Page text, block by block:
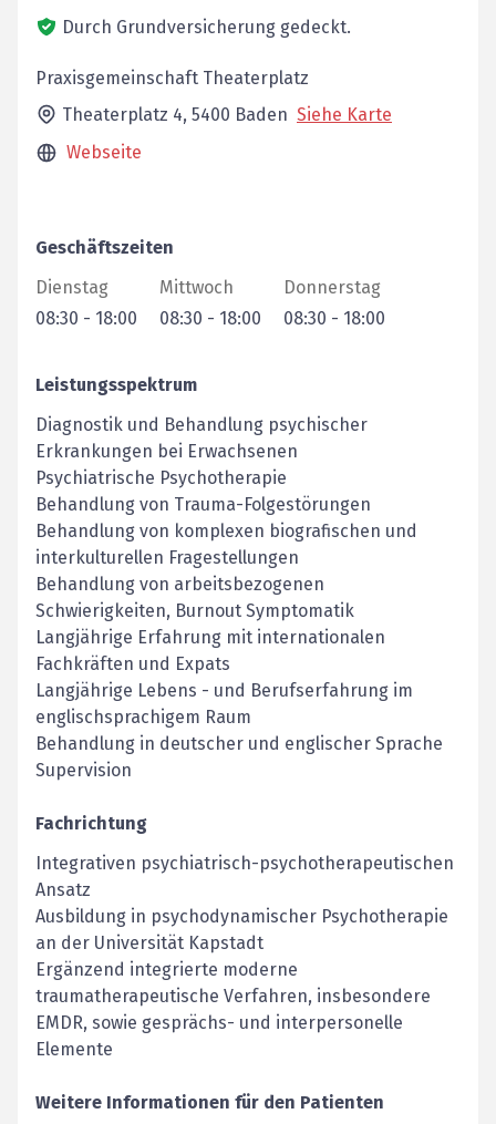
Durch Grundversicherung gedeckt.
Praxisgemeinschaft Theaterplatz
Theaterplatz 4, 5400 Baden Siehe Karte
Webseite
Geschäftszeiten
Dienstag
08:30 - 18:00
Mittwoch
08:30 - 18:00
Donnerstag
08:30 - 18:00
Leistungsspektrum
Diagnostik und Behandlung psychischer
Erkrankungen bei Erwachsenen
Psychiatrische Psychotherapie
Behandlung von Trauma-Folgestörungen
Behandlung von komplexen biografischen und
interkulturellen Fragestellungen
Behandlung von arbeitsbezogenen
Schwierigkeiten, Burnout Symptomatik
Langjährige Erfahrung mit internationalen
Fachkräften und Expats
Langjährige Lebens - und Berufserfahrung im
englischsprachigem Raum
Behandlung in deutscher und englischer Sprache
Supervision
Fachrichtung
Integrativen psychiatrisch-psychotherapeutischen
Ansatz
Ausbildung in psychodynamischer Psychotherapie
an der Universität Kapstadt
Ergänzend integrierte moderne
traumatherapeutische Verfahren, insbesondere
EMDR, sowie gesprächs- und interpersonelle
Elemente
Weitere Informationen für den Patienten